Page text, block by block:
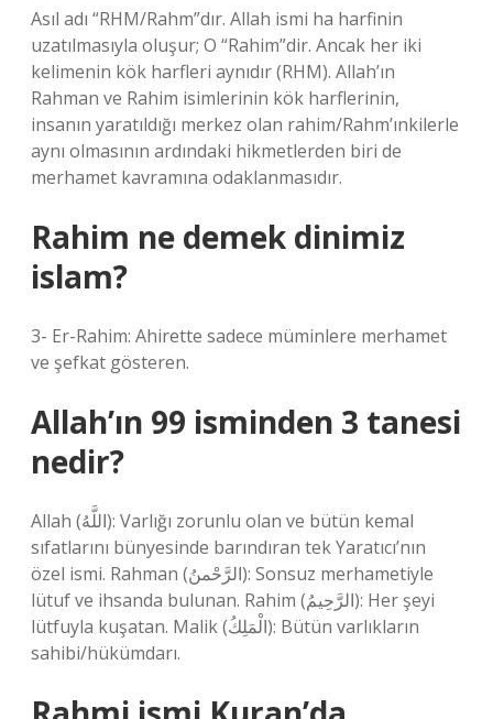
Asıl adı “RHM/Rahm”dır. Allah ismi ha harfinin
uzatılmasıyla oluşur; O “Rahim”dir. Ancak her iki
kelimenin kök harfleri aynıdır (RHM). Allah’ın
Rahman ve Rahim isimlerinin kök harflerinin,
insanın yaratıldığı merkez olan rahim/Rahm’ınkilerle
aynı olmasının ardındaki hikmetlerden biri de
merhamet kavramına odaklanmasıdır.
Rahim ne demek dinimiz
islam?
3- Er-Rahim: Ahirette sadece müminlere merhamet
ve şefkat gösteren.
Allah’ın 99 isminden 3 tanesi
nedir?
Allah (اللَّهُ): Varlığı zorunlu olan ve bütün kemal
sıfatlarını bünyesinde barındıran tek Yaratıcı’nın
özel ismi. Rahman (الرَّحْمنُ): Sonsuz merhametiyle
lütuf ve ihsanda bulunan. Rahim (الرَّحِيمُ): Her şeyi
lütfuyla kuşatan. Malik (الْمَلِكُ): Bütün varlıkların
sahibi/hükümdarı.